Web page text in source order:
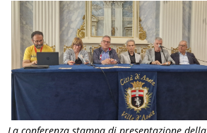
La conferenza stampa di presentazione della